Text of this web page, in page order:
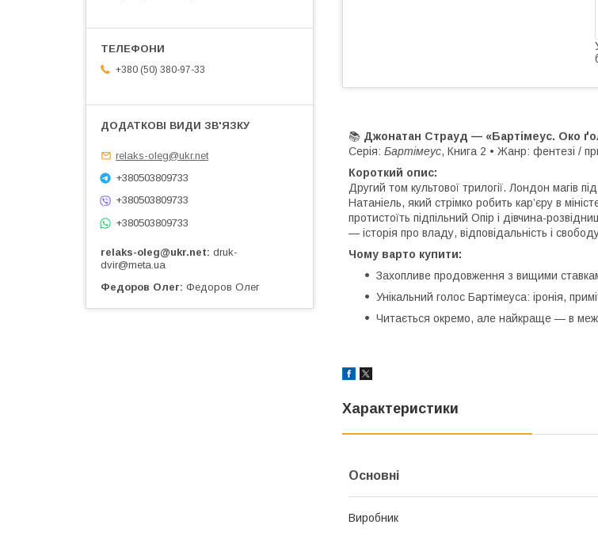
📚 Джонатан Страуд — «Бартімеус. Око
Серія: Бартімеус, Книга 2 • Жанр: фентезі /
Короткий опис:
Другий том культової трилогії. Лондон магів
Натаніель, який стрімко робить кар’єру в
протистоїть підпільний Опір і дівчина-
— історія про владу, відповідальність і
Чому варто купити:
Захопливе продовження з вищими
Унікальний голос Бартімеуса: іронія,
Читається окремо, але найкраще — в
Характеристики
Основні
Виробник
+380 (50) 380-97-33
relaks-oleg@ukr.net
+380503809733
+380503809733
+380503809733
relaks-oleg@ukr.net druk-
dvir@meta.ua
Федоров Олег Федоров Олег